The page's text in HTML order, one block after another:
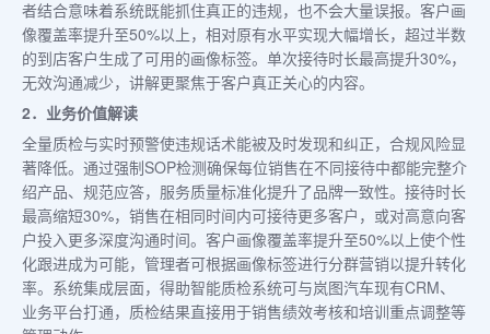
者结合意味着系统既能抓住真正的违规，也不会大量误报。客户画
像覆盖率提升至50%以上，相对原有水平实现大幅增长，超过半数
的到店客户生成了可用的画像标签。单次接待时长最高提升30%，
无效沟通减少，讲解更聚焦于客户真正关心的内容。
2．业务价值解读
全量质检与实时预警使违规话术能被及时发现和纠正，合规风险显
著降低。通过强制SOP检测确保每位销售在不同接待中都能完整介
绍产品、规范应答，服务质量标准化提升了品牌一致性。接待时长
最高缩短30%，销售在相同时间内可接待更多客户，或对高意向客
户投入更多深度沟通时间。客户画像覆盖率提升至50%以上使个性
化跟进成为可能，管理者可根据画像标签进行分群营销以提升转化
率。系统集成层面，得助智能质检系统可与岚图汽车现有CRM、
业务平台打通，质检结果直接用于销售绩效考核和培训重点调整等